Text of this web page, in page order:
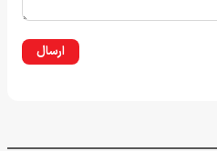
ارسال